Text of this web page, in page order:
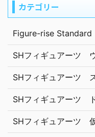
カテゴリー
Figure-rise
SHフィギュアーツ
SHフィギュアーツ
SHフィギュアーツ
SHフィギュアーツ